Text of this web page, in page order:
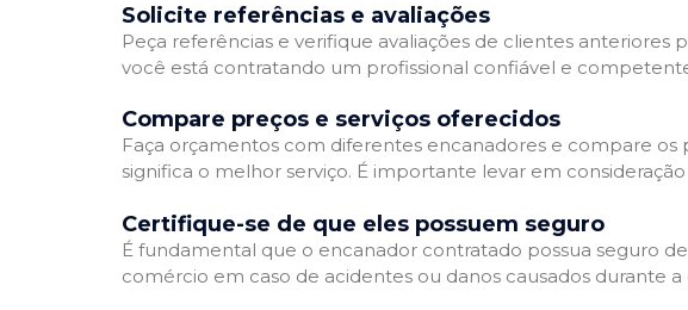
Solicite referências e avaliações
Peça referências e verifique avaliações de clientes
você está contratando um profissional confiável e
Compare preços e serviços oferecidos
Faça orçamentos com diferentes encanadores e compare
significa o melhor serviço. É importante levar em
Certifique-se de que eles possuem seguro
É fundamental que o encanador contratado possua seguro
comércio em caso de acidentes ou danos causados durante a